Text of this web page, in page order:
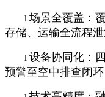
l 场景全覆盖：
存储、运输全流程
l 设备协同化：
预警至空中排查闭环